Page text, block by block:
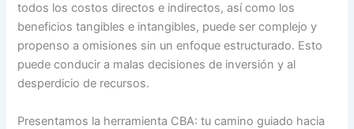
todos los costos directos e indirectos, así como los
beneficios tangibles e intangibles, puede ser complejo y
propenso a omisiones sin un enfoque estructurado. Esto
puede conducir a malas decisiones de inversión y al
desperdicio de recursos.
Presentamos la herramienta CBA: tu camino guiado hacia